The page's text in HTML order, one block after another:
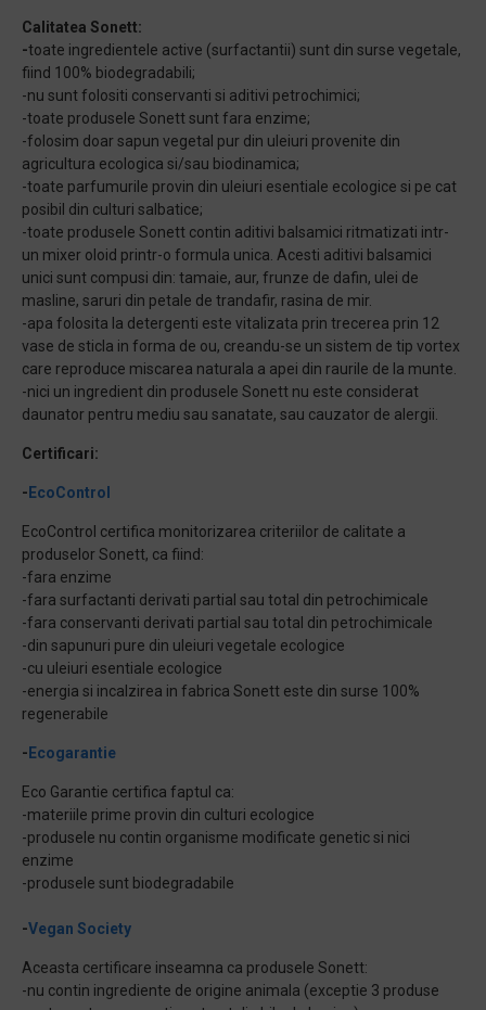
Calitatea Sonett:
-toate ingredientele active (surfactantii) sunt din surse vegetale,
fiind 100% biodegradabili;
-nu sunt folositi conservanti si aditivi petrochimici;
-toate produsele Sonett sunt fara enzime;
-folosim doar sapun vegetal pur din uleiuri provenite din
agricultura ecologica si/sau biodinamica;
-toate parfumurile provin din uleiuri esentiale ecologice si pe cat
posibil din culturi salbatice;
-toate produsele Sonett contin aditivi balsamici ritmatizati intr-
un mixer oloid printr-o formula unica. Acesti aditivi balsamici
unici sunt compusi din: tamaie, aur, frunze de dafin, ulei de
masline, saruri din petale de trandafir, rasina de mir.
-apa folosita la detergenti este vitalizata prin trecerea prin 12
vase de sticla in forma de ou, creandu-se un sistem de tip vortex
care reproduce miscarea naturala a apei din raurile de la munte.
-nici un ingredient din produsele Sonett nu este considerat
daunator pentru mediu sau sanatate, sau cauzator de alergii.
Certificari:
- EcoControl
EcoControl certifica monitorizarea criteriilor de calitate a
produselor Sonett, ca fiind:
-fara enzime
-fara surfactanti derivati partial sau total din petrochimicale
-fara conservanti derivati partial sau total din petrochimicale
-din sapunuri pure din uleiuri vegetale ecologice
-cu uleiuri esentiale ecologice
-energia si incalzirea in fabrica Sonett este din surse 100%
regenerabile
- Ecogarantie
Eco Garantie certifica faptul ca:
-materiile prime provin din culturi ecologice
-produsele nu contin organisme modificate genetic si nici
enzime
-produsele sunt biodegradabile
-Vegan Society
Aceasta certificare inseamna ca produsele Sonett:
-nu contin ingrediente de origine animala (exceptie 3 produse